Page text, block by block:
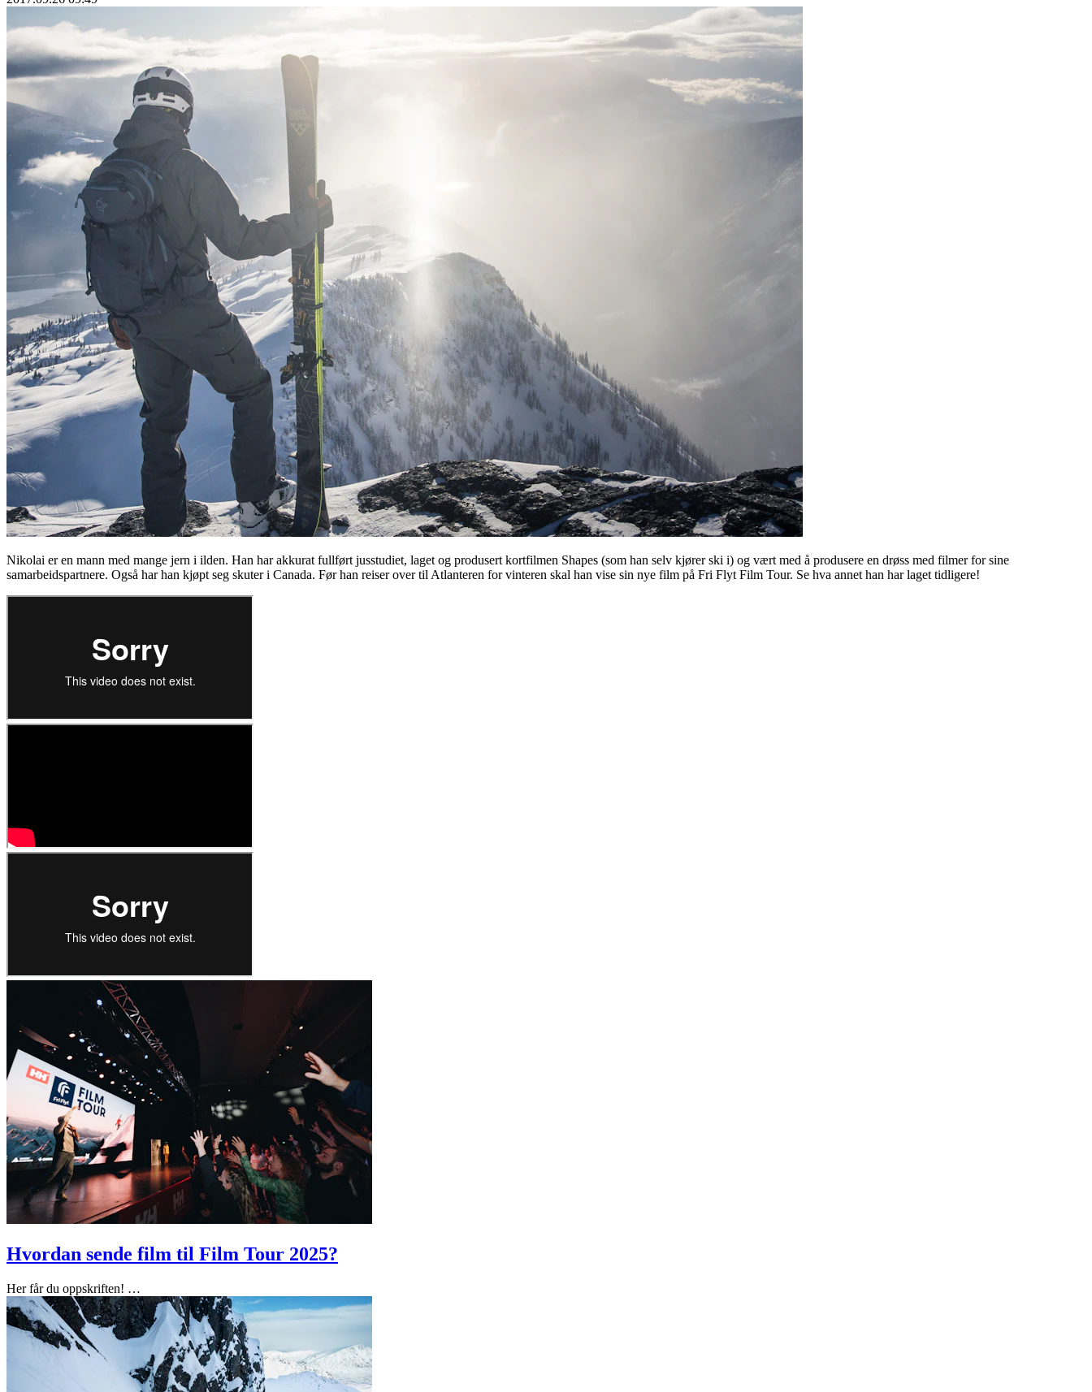
Nikolai er en mann med mange jern i ilden. Han har akkurat fullført jusstudiet, laget og produsert kortfilmen Shapes (som han selv kjører ski i) og vært med å produsere en drøss med filmer for sine
samarbeidspartnere. Også har han kjøpt seg skuter i Canada. Før han reiser over til Atlanteren for vinteren skal han vise sin nye film på Fri Flyt Film Tour. Se hva annet han har laget tidligere!
Hvordan sende film til Film Tour 2025?
Her får du oppskriften! …